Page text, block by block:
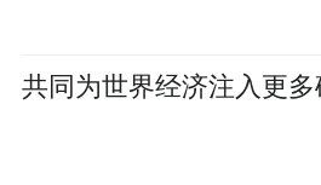
共同为世界经济注入更多